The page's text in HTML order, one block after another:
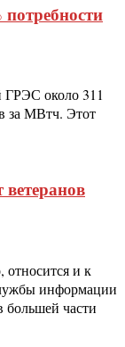
ГРЭС около 311
за МВтч. Этот
и к
информации
большей части